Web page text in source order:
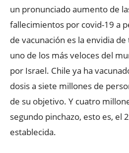
un pronunciado aumento de
fallecimientos por covid-19 a
de vacunación es la envidia
uno de los más veloces del
por Israel. Chile ya ha
dosis a siete millones de
de su objetivo. Y cuatro
segundo pinchazo, esto es, el
establecida.